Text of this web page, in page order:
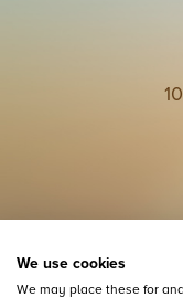
We use cookies
We may place these for